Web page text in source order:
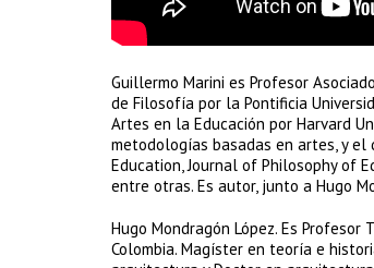
Guillermo Marini es Profesor
de Filosofía por la Pontificia
Artes en la Educación por Harvard
metodologías basadas en artes, y
Education, Journal of Philosophy of
entre otras. Es autor, junto a Hugo
Hugo Mondragón López. Es
Colombia. Magíster en teoría e